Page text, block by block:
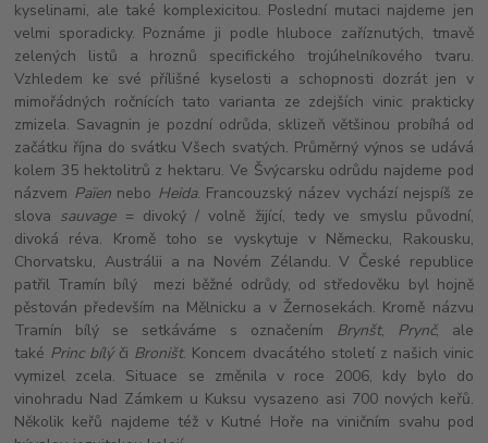
kyselinami, ale také komplexicitou. Poslední mutaci najdeme jen
velmi sporadicky. Poznáme ji podle hluboce zaříznutých, tmavě
zelených listů a hroznů specifického trojúhelníkového tvaru.
Vzhledem ke své přílišné kyselosti a schopnosti dozrát jen v
mimořádných ročnících tato varianta ze zdejších vinic prakticky
zmizela. Savagnin je pozdní odrůda, sklizeň většinou probíhá od
začátku října do svátku Všech svatých. Průměrný výnos se udává
kolem 35 hektolitrů z hektaru. Ve Švýcarsku odrůdu najdeme pod
názvem Païennebo Heida. Francouzský název vychází nejspíš ze
slova sauvage= divoký / volně žijící, tedy ve smyslu původní,
divoká réva. Kromě toho se vyskytuje v Německu, Rakousku,
Chorvatsku, Austrálii a na Novém Zélandu. V České republice
patřil Tramín bílý mezi běžné odrůdy, od středověku byl hojně
pěstován především na Mělnicku a v Žernosekách. Kromě názvu
Tramín bílý se setkáváme s označením Brynšt, Prynč, ale
také Princ bílýči Broništ. Koncem dvacátého století z našich vinic
vymizel zcela. Situace se změnila v roce 2006, kdy bylo do
vinohradu Nad Zámkem u Kuksu vysazeno asi 700 nových keřů.
Několik keřů najdeme též v Kutné Hoře na viničním svahu pod